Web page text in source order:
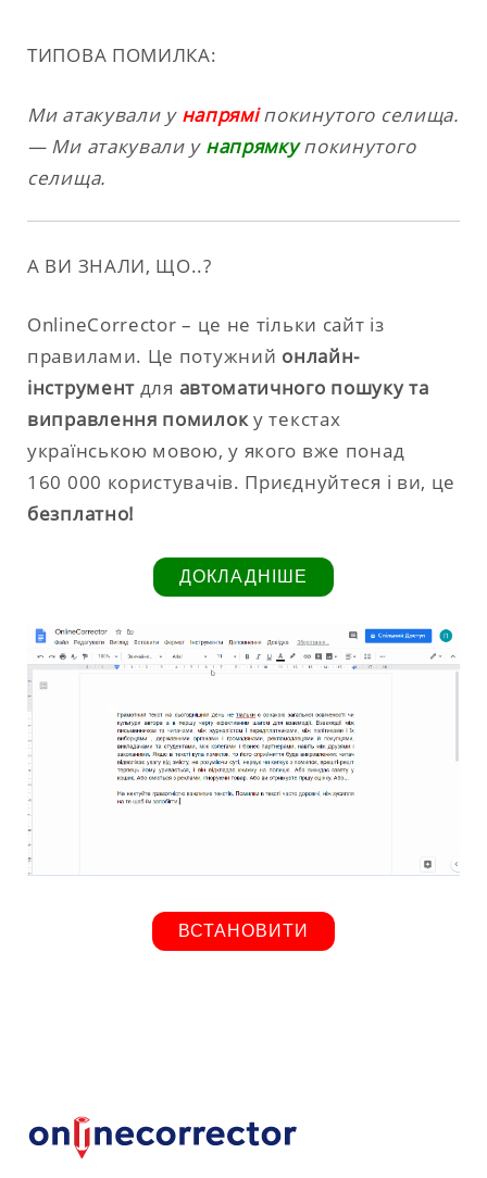
ТИПОВА ПОМИЛКА:
Ми атакували у напряміпокинутого селища.
— Ми атакували у напрямкупокинутого
селища.
А ВИ ЗНАЛИ, ЩО..?
OnlineCorrector – це не тільки сайт із
правилами. Це потужний онлайн-
інструмент для автоматичного пошуку та
виправлення помилоку текстах
українською мовою, у якого вже понад
160 000 користувачів. Приєднуйтеся і ви, це
безплатно!
ДОКЛАДНІШЕ
ВСТАНОВИТИ